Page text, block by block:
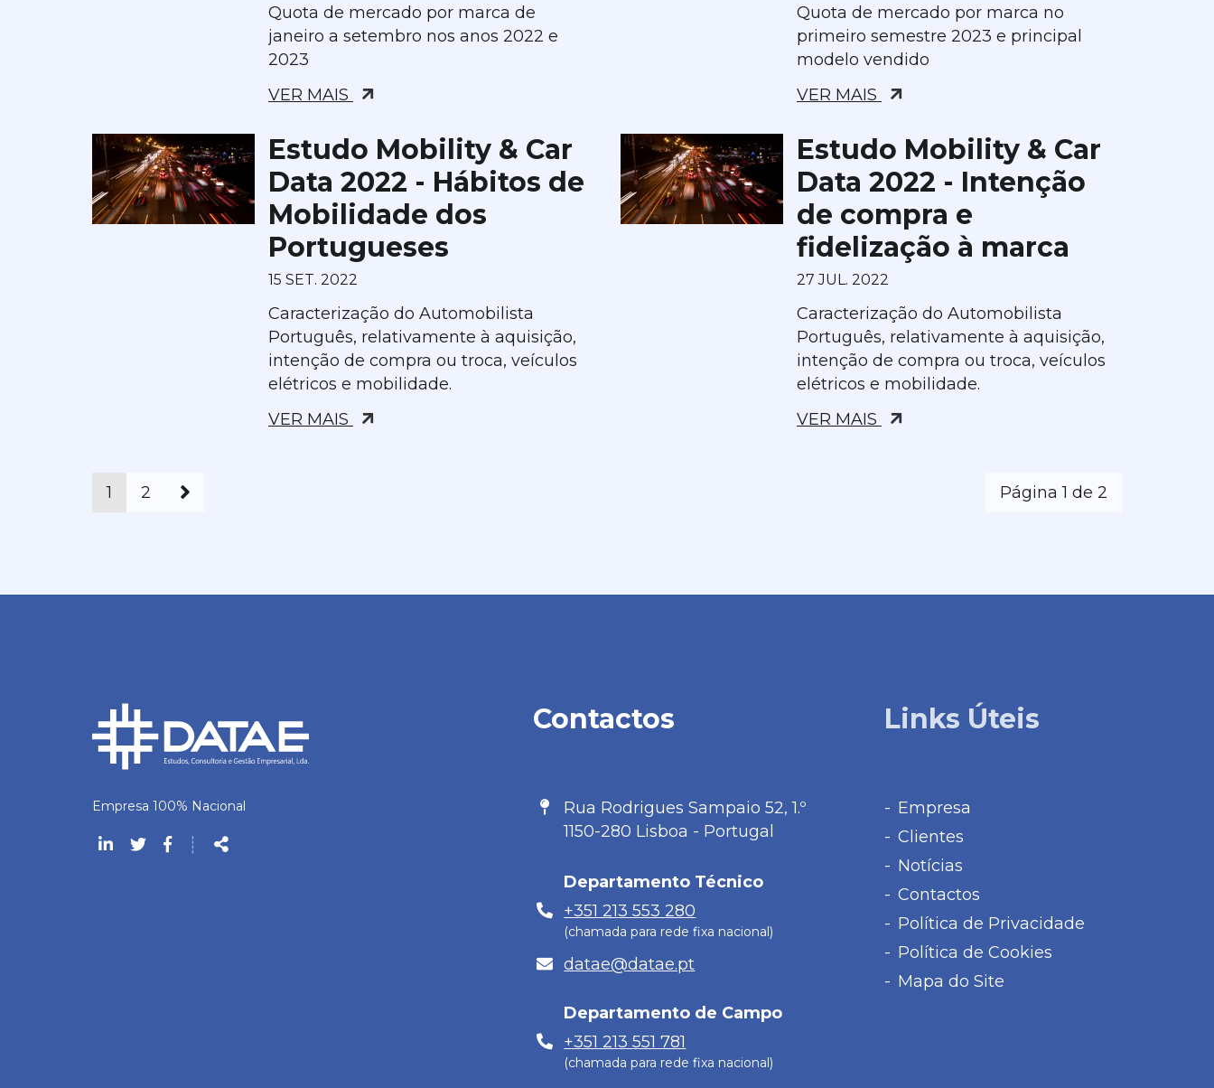
Quota de mercado por marca de
janeiro a setembro nos anos 2022 e
2023
VER MAIS
Quota de mercado por marca no
primeiro semestre 2023 e principal
modelo vendido
VER MAIS
Estudo Mobility & Car
Data 2022 - Hábitos de
Mobilidade dos
Portugueses
15 SET. 2022
Caracterização do Automobilista
Português, relativamente à aquisição,
intenção de compra ou troca, veículos
elétricos e mobilidade.
VER MAIS
Estudo Mobility & Car
Data 2022 - Intenção
de compra e
fidelização à marca
27 JUL. 2022
Caracterização do Automobilista
Português, relativamente à aquisição,
intenção de compra ou troca, veículos
elétricos e mobilidade.
VER MAIS
1 2 Página 1 de 2
Empresa 100% Nacional
Siga-
┊
Contactos
Morada
Rua Rodrigues Sampaio 52, 1.º
1150-280 Lisboa - Portugal
Departamento Técnico
Telefone
+351 213 553 280
(chamada para rede fixa nacional)
E-
datae@datae.pt
Departamento de Campo
Telefone
+351 213 551 781
(chamada para rede fixa nacional)
Links Úteis
Empresa
Clientes
Notícias
Contactos
Política de Privacidade
Política de Cookies
Mapa do Site